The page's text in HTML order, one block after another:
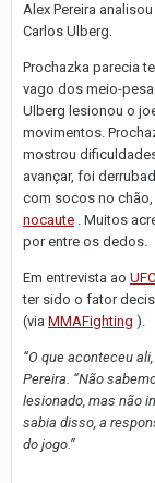
Alex Pereira
Carlos Ulberg.
Prochazka parecia
vago dos meio-
Ulberg lesionou o
movimentos.
mostrou
avançar, foi
com socos no chão,
nocaute . Muitos
por entre os dedos.
Em entrevista ao
ter sido o fator
(via MMAFighting ).
“O que aconteceu
Pereira. “Não
lesionado, mas não
sabia disso, a
do jogo.”